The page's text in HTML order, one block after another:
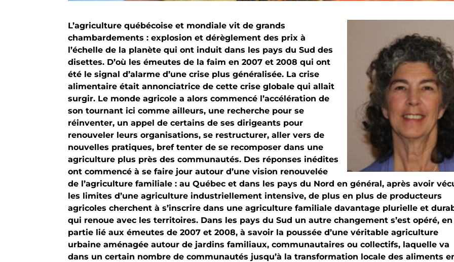
L’agriculture québécoise et mondiale vit de grands
chambardements : explosion et dérèglement des prix à
l’échelle de la planète qui ont induit dans les pays du Sud des
disettes. D’où les émeutes de la faim en 2007 et 2008 qui ont
été le signal d’alarme d’une crise plus généralisée. La crise
alimentaire était annonciatrice de cette crise globale qui allait
surgir. Le monde agricole a alors commencé l’accélération de
son tournant ici comme ailleurs, une recherche pour se
réinventer, un appel de certains de ses dirigeants pour
renouveler leurs organisations, se restructurer, aller vers de
nouvelles pratiques, bref tenter de se recomposer dans une
agriculture plus près des communautés. Des réponses inédites
ont commencé à se faire jour autour d’une vision renouvelée
de l’agriculture familiale : au Québec et dans les pays du Nord en général, après avoir
les limites d’une agriculture industriellement intensive, de plus en plus de producteurs
agricoles cherchent à s’inscrire dans une agriculture familiale davantage plurielle et
qui renoue avec les territoires. Dans les pays du Sud un autre changement s’est opéré, en
partie lié aux émeutes de 2007 et 2008, à savoir la poussée d’une véritable agriculture
urbaine aménagée autour de jardins familiaux, communautaires ou collectifs, laquelle va
dans un certain nombre de communautés jusqu’à la transformation locale des aliments